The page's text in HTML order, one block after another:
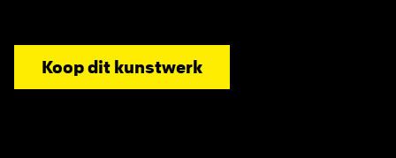
Koop dit kunstwerk